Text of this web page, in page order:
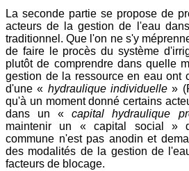
La seconde partie se propose de
acteurs de la gestion de l'eau
traditionnel. Que l'on ne s'y
de faire le procès du système
plutôt de comprendre dans quelle
gestion de la ressource en eau ont
d'une « hydraulique individuelle »
qu'à un moment donné certains
dans un «capital hydraulique
maintenir un « capital social »
commune n'est pas anodin et
des modalités de la gestion de
facteurs de blocage.